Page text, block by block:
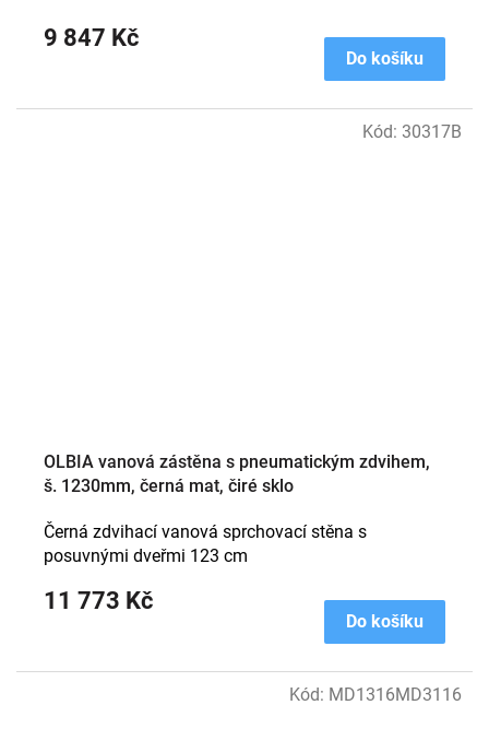
9 847 Kč
Do košíku
OLBIA vanová zástěna s pneumatickým zdvihem,
š. 1230mm, černá mat, čiré sklo
11 773 Kč
Do košíku
Černá zdvihací vanová sprchovací stěna s
posuvnými dveřmi 123 cm
Kód: 30317B
Kód: MD1316MD3116